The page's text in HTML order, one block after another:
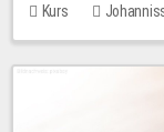
Kurs
11 Plätze